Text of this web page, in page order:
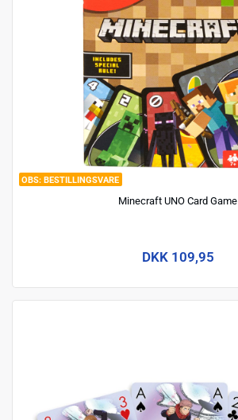
BESTILLINGSVARE
Minecraft UNO Card Game
DKK 109,95